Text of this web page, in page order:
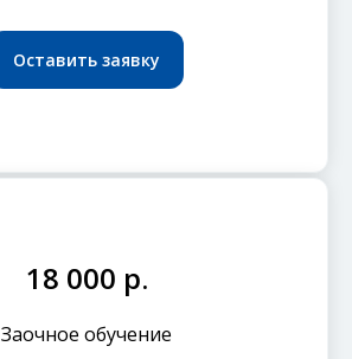
Оставить заявку
18 000 р.
Заочное обучение